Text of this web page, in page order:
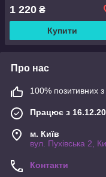
1 220 ₴
Купити
Про нас
100% позитивних з
Працює з
м. Київ
вул. Пухівська 2,
Контакти